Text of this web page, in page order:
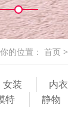
你的位置： 首页 >
女装 内衣
特
静物